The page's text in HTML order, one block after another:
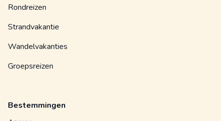
Rondreizen
Strandvakantie
Wandelvakanties
Groepsreizen
Bestemmingen